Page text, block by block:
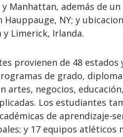
Manhattan, además de
Hauppauge, NY; y
y Limerick, Irlanda.
provienen de 48 estados
de grado,
artes, negocios,
Los estudiantes
de aprendizaje-
y 17 equipos atléticos